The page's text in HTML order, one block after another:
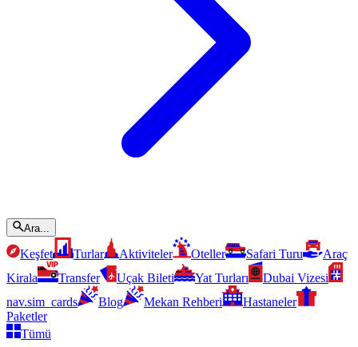
Ara...
Keşfet Turlar Aktiviteler Oteller Safari Turu
Araç
Kirala
Transfer Uçak Bileti Yat Turları
Dubai Vizesi
nav.sim_cards
Blog Mekan Rehberi
Hastaneler
Paketler
Tümü